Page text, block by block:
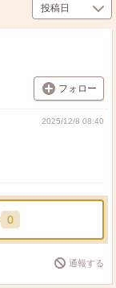
フォロー
2025/12/8 08:40
0
通報する